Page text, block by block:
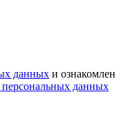
данных и ознакомлен
данных